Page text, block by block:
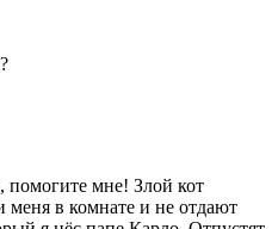
помогите мне! Злой кот
меня в комнате и не отдают